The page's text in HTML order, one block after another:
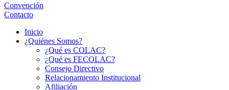
Convención
Contacto
Inicio
¿Quiénes Somos?
¿Qué es COLAC?
¿Qué es FECOLAC?
Consejo Directivo
Relacionamiento Institucional
Afiliación